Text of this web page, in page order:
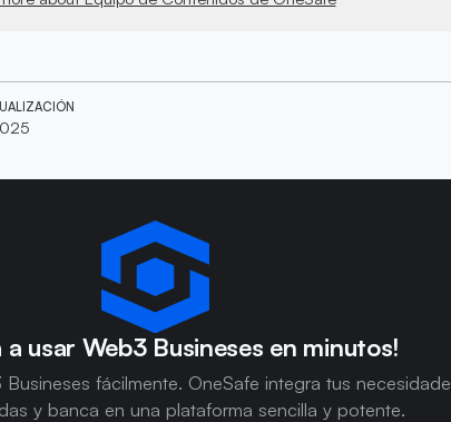
a usar Web3 Busineses en minutos!
Busineses fácilmente. OneSafe integra tus
y banca en una plataforma sencilla y potente.